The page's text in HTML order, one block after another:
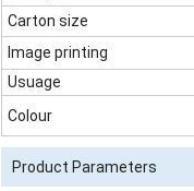
Carton size
Image printing
Usuage
Colour
Product Parameters